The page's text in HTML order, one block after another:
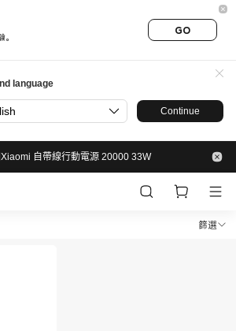
GO
language
Continue
自帶線行動電源 20000 33W
車充 in Xiaomi 小
篩選
in Xiaomi 小米香港官